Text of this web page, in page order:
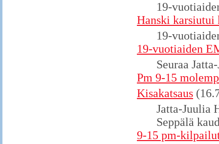
19-
Hanski karsiutui
19-
19-vuotiaiden
Seuraa
Pm 9-15
Kisakatsaus
Jatta-Juulia
Seppälä
9-15 pm-